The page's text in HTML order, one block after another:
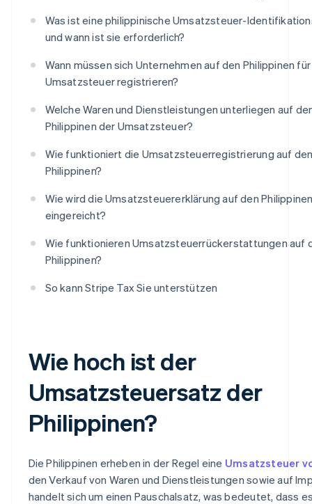
Was ist eine philippinische Umsatzsteuer-
und wann ist sie erforderlich?
Wann müssen sich Unternehmen auf den Philippinen
Umsatzsteuer registrieren?
Welche Waren und Dienstleistungen unterliegen auf
Philippinen der Umsatzsteuer?
Wie funktioniert die Umsatzsteuerregistrierung auf
Philippinen?
Wie wird die Umsatzsteuererklärung auf den
eingereicht?
Wie funktionieren Umsatzsteuerrückerstattungen auf
Philippinen?
So kann Stripe Tax Sie unterstützen
Wie hoch ist der
Umsatzsteuersatz der
Philippinen?
Die Philippinen erheben in der Regel eine Umsatzsteuer
den Verkauf von Waren und Dienstleistungen sowie auf
handelt sich um einen Pauschalsatz, was bedeutet, dass